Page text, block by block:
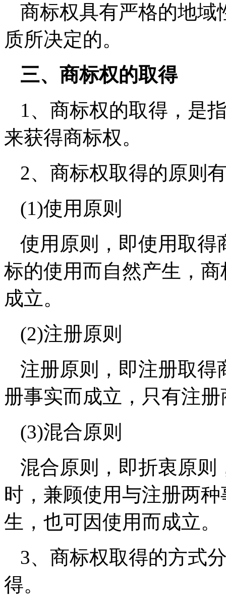
商标权具有严格的地域
质所决定的。
三、商标权的取得
1、商标权的取得，是
来获得商标权。
2、商标权取得的原则
(1)使用原则
使用原则，即使用取得
标的使用而自然产生，
成立。
(2)注册原则
注册原则，即注册取得
册事实而成立，只有注
(3)混合原则
混合原则，即折衷原则
时，兼顾使用与注册两
生，也可因使用而成立。
3、商标权取得的方式
得。